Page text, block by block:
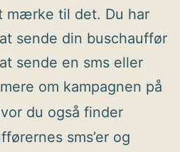
mærke til det. Du har
sende din buschauffør
sende en sms eller
om kampagnen på
du også finder
sms’er og